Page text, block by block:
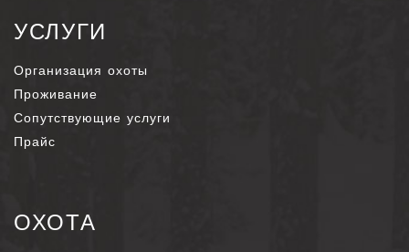
УСЛУГИ
Организация охоты
Проживание
Сопутствующие услуги
Прайс
ОХОТА